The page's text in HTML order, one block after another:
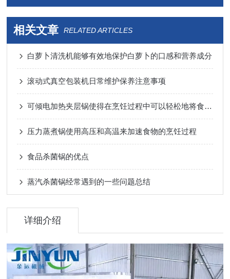
相关文章 RELATED ARTICLES
白萝卜清洗机能够有效地保护白萝卜的口感和营养成分
滚动式真空包装机日常维护保养注意事项
可倾电加热夹层锅使得在烹饪过程中可以轻松地将食物或液体倒出
压力蒸煮锅使用高压和高温来加速食物的烹饪过程
食品杀菌锅的优点
蒸汽杀菌锅经常遇到的一些问题总结
详细介绍